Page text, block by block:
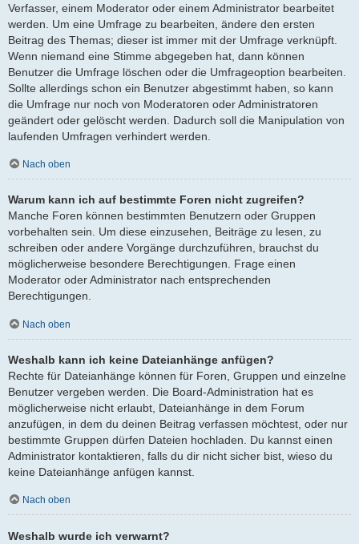
Verfasser, einem Moderator oder einem Administrator bearbeitet
werden. Um eine Umfrage zu bearbeiten, ändere den ersten
Beitrag des Themas; dieser ist immer mit der Umfrage verknüpft.
Wenn niemand eine Stimme abgegeben hat, dann können
Benutzer die Umfrage löschen oder die Umfrageoption bearbeiten.
Sollte allerdings schon ein Benutzer abgestimmt haben, so kann
die Umfrage nur noch von Moderatoren oder Administratoren
geändert oder gelöscht werden. Dadurch soll die Manipulation von
laufenden Umfragen verhindert werden.
Nach oben
Warum kann ich auf bestimmte Foren nicht zugreifen?
Manche Foren können bestimmten Benutzern oder Gruppen
vorbehalten sein. Um diese einzusehen, Beiträge zu lesen, zu
schreiben oder andere Vorgänge durchzuführen, brauchst du
möglicherweise besondere Berechtigungen. Frage einen
Moderator oder Administrator nach entsprechenden
Berechtigungen.
Nach oben
Weshalb kann ich keine Dateianhänge anfügen?
Rechte für Dateianhänge können für Foren, Gruppen und einzelne
Benutzer vergeben werden. Die Board-Administration hat es
möglicherweise nicht erlaubt, Dateianhänge in dem Forum
anzufügen, in dem du deinen Beitrag verfassen möchtest, oder nur
bestimmte Gruppen dürfen Dateien hochladen. Du kannst einen
Administrator kontaktieren, falls du dir nicht sicher bist, wieso du
keine Dateianhänge anfügen kannst.
Nach oben
Weshalb wurde ich verwarnt?